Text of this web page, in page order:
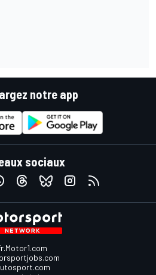
notre app
sociaux